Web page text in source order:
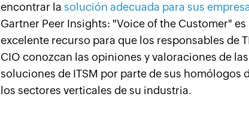
encontrar la solución adecuada para sus
Gartner Peer Insights: "Voice of the Customer" es
excelente recurso para que los responsables de
CIO conozcan las opiniones y valoraciones de las
soluciones de ITSM por parte de sus homólogos
los sectores verticales de su industria.